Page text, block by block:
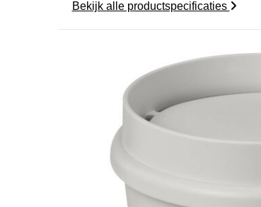
Bekijk alle productspecificaties